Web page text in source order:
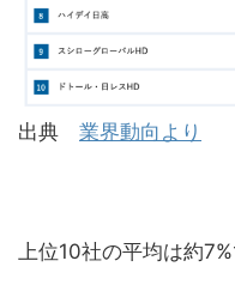
出典 業界動向より
上位10社の平均は約7%